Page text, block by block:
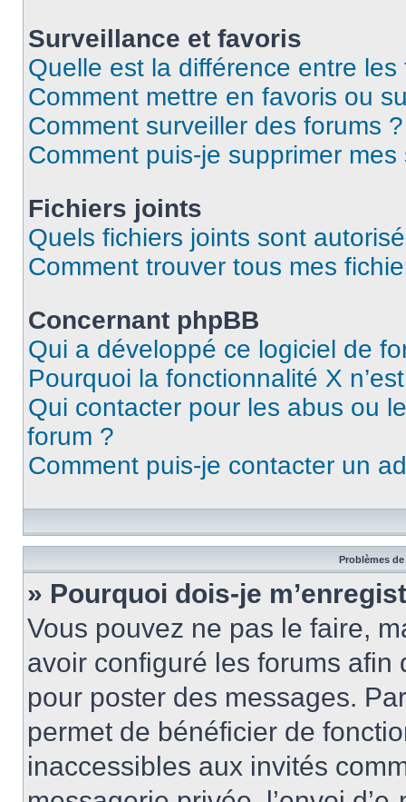
Surveillance et favoris
Quelle est la différence entre
Comment mettre en favoris ou
Comment surveiller des forums ?
Comment puis-je supprimer
Fichiers joints
Quels fichiers joints sont
Comment trouver tous mes
Concernant phpBB
Qui a développé ce logiciel de
Pourquoi la fonctionnalité X
Qui contacter pour les abus ou
forum ?
Comment puis-je contacter un
Problèmes
» Pourquoi dois-je
Vous pouvez ne pas le faire,
avoir configuré les forums afin
pour poster des messages.
permet de bénéficier de
inaccessibles aux invités